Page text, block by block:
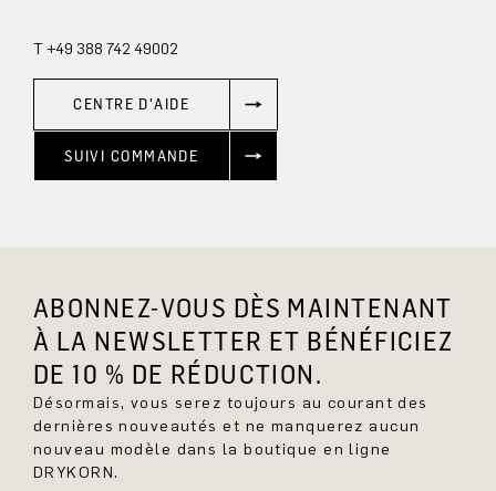
T +49 388 742 49002
CENTRE D'AIDE
SUIVI COMMANDE
ABONNEZ-VOUS DÈS MAINTENANT
À LA NEWSLETTER ET BÉNÉFICIEZ
DE 10 % DE RÉDUCTION.
Désormais, vous serez toujours au courant des
dernières nouveautés et ne manquerez aucun
nouveau modèle dans la boutique en ligne
DRYKORN.